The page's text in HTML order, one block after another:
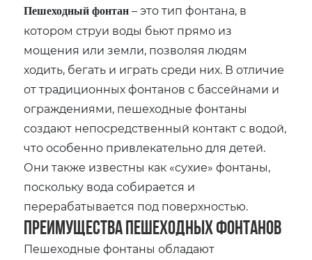
Пешеходный фонтан – это тип фонтана, в
котором струи воды бьют прямо из
мощения или земли, позволяя людям
ходить, бегать и играть среди них. В отличие
от традиционных фонтанов с бассейнами и
ограждениями, пешеходные фонтаны
создают непосредственный контакт с водой,
что особенно привлекательно для детей.
Они также известны как «сухие» фонтаны,
поскольку вода собирается и
перерабатывается под поверхностью.
Преимущества пешеходных фонтанов
Пешеходные фонтаны обладают